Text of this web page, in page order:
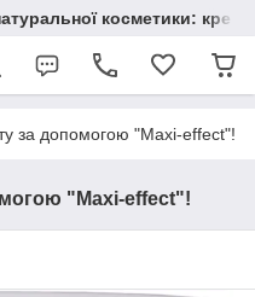
косметики:
за допомогою "Maxi-effect"!
"Maxi-effect"!